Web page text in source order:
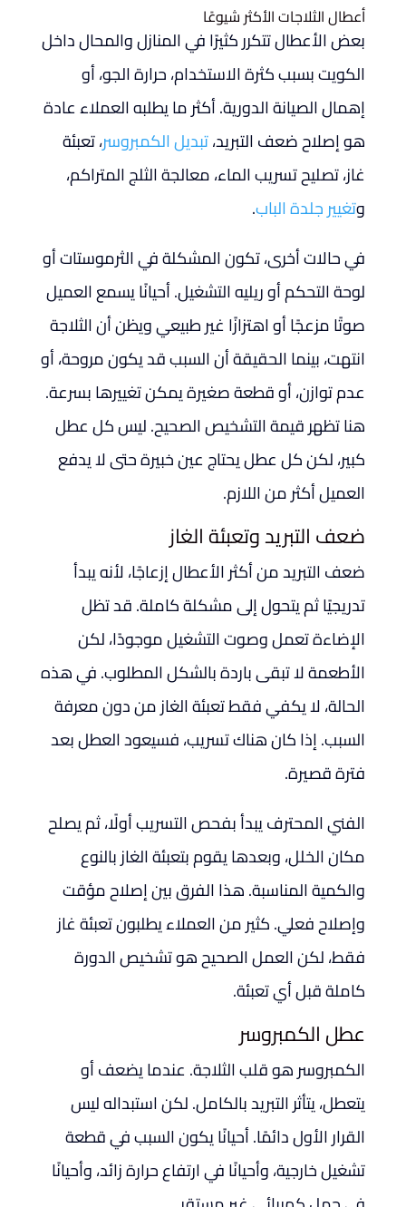
أعطال الثلاجات الأكثر شيوعًا
بعض الأعطال تتكرر كثيرًا في المنازل والمحال داخل
الكويت بسبب كثرة الاستخدام، حرارة الجو، أو
إهمال الصيانة الدورية. أكثر ما يطلبه العملاء عادة
هو إصلاح ضعف التبريد،تبديل الكمبروسر، تعبئة
غاز، تصليح تسريب الماء، معالجة الثلج المتراكم،
وتغيير جلدة الباب.
في حالات أخرى، تكون المشكلة في الثرموستات أو
لوحة التحكم أو ريليه التشغيل. أحيانًا يسمع العميل
صوتًا مزعجًا أو اهتزازًا غير طبيعي ويظن أن الثلاجة
انتهت، بينما الحقيقة أن السبب قد يكون مروحة، أو
عدم توازن، أو قطعة صغيرة يمكن تغييرها بسرعة.
هنا تظهر قيمة التشخيص الصحيح. ليس كل عطل
كبير، لكن كل عطل يحتاج عين خبيرة حتى لا يدفع
العميل أكثر من اللازم.
ضعف التبريد وتعبئة الغاز
ضعف التبريد من أكثر الأعطال إزعاجًا، لأنه يبدأ
تدريجيًا ثم يتحول إلى مشكلة كاملة. قد تظل
الإضاءة تعمل وصوت التشغيل موجودًا، لكن
الأطعمة لا تبقى باردة بالشكل المطلوب. في هذه
الحالة، لا يكفي فقط تعبئة الغاز من دون معرفة
السبب. إذا كان هناك تسريب، فسيعود العطل بعد
فترة قصيرة.
الفني المحترف يبدأ بفحص التسريب أولًا، ثم يصلح
مكان الخلل، وبعدها يقوم بتعبئة الغاز بالنوع
والكمية المناسبة. هذا الفرق بين إصلاح مؤقت
وإصلاح فعلي. كثير من العملاء يطلبون تعبئة غاز
فقط، لكن العمل الصحيح هو تشخيص الدورة
كاملة قبل أي تعبئة.
عطل الكمبروسر
الكمبروسر هو قلب الثلاجة. عندما يضعف أو
يتعطل، يتأثر التبريد بالكامل. لكن استبداله ليس
القرار الأول دائمًا. أحيانًا يكون السبب في قطعة
تشغيل خارجية، وأحيانًا في ارتفاع حرارة زائد، وأحيانًا